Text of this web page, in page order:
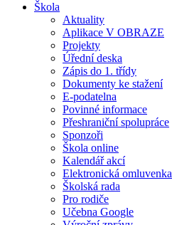
Škola
Aktuality
Aplikace V OBRAZE
Projekty
Úřední deska
Zápis do 1. třídy
Dokumenty ke stažení
E-podatelna
Povinné informace
Přeshraniční spolupráce
Sponzoři
Škola online
Kalendář akcí
Elektronická omluvenka
Školská rada
Pro rodiče
Učebna Google